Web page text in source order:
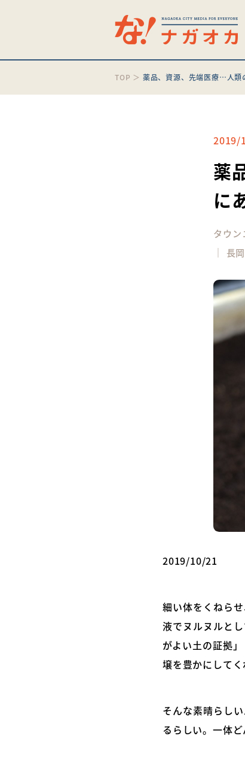
TOP ＞ 薬品、資源、先端医療…人類
2019/
薬
に
タウン
｜ 長
2019/10/21
細い体をくねら
液でヌルヌルと
がよい土の証拠
壌を豊かにして
そんな素晴らし
るらしい。一体